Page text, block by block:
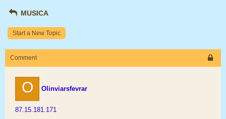
MUSICA
Start a New Topic
Comment
O Olinviarsfevrar
87.15.181.171